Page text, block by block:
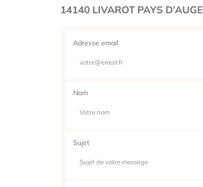
14140 LIVAROT PAYS D’AUGE
Adresse email
Nom
Sujet